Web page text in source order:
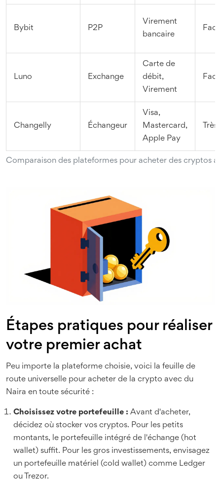
Comparaison des plateformes pour acheter des cryptos
Bybit P2P
Virement
bancaire
Luno Exchange
Carte de
débit,
Virement
Changelly Échangeur
Visa,
Mastercard,
Apple Pay
Étapes pratiques pour réaliser
votre premier achat
Peu importe la plateforme choisie, voici la feuille de
route universelle pour acheter de la crypto avec du
Naira en toute sécurité :
Choisissez votre portefeuille : Avant d'acheter,
décidez où stocker vos cryptos. Pour les petits
montants, le portefeuille intégré de l'échange (hot
wallet) suffit. Pour les gros investissements, envisagez
un portefeuille matériel (cold wallet) comme Ledger
ou Trezor.